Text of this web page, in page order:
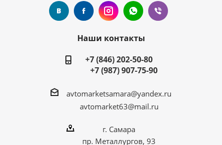
Наши контакты
+7 (846) 202-50-80
+7 (987) 907-75-90
avtomarketsamara@yandex.ru
avtomarket63@mail.ru
г. Самара
пр. Металлургов, 93